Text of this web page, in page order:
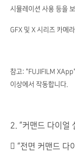
시뮬레이션 사용 등을
GFX 및 X 시리즈 카메
참고: "FUJIFILM
이상에서 작동합니다.
2. “커맨드 다이얼
 “전면 커맨드 다